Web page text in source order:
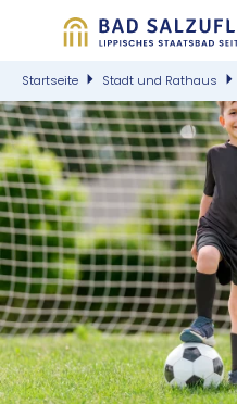
Startseite Stadt und Rathaus